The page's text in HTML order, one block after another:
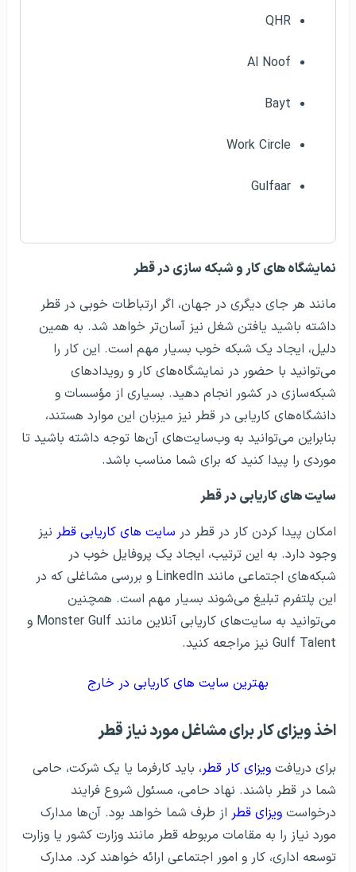
QHR
Al Noof
Bayt
Work Circle
Gulfaar
نمایشگاه‌ های کار و شبکه سازی در قطر
مانند هر جای دیگری در جهان، اگر ارتباطات خوبی در قطر
داشته باشید یافتن شغل نیز آسان‌تر خواهد شد. به همین
دلیل، ایجاد یک شبکه خوب بسیار مهم است. این کار را
می‌توانید با حضور در نمایشگاه‌های کار و رویدادهای
شبکه‌سازی در کشور انجام دهید. بسیاری از مؤسسات و
دانشگاه‌های کاریابی در قطر نیز میزبان این موارد هستند،
بنابراین می‌توانید به وب‌سایت‌های آن‌ها توجه داشته باشید تا
موردی را پیدا کنید که برای شما مناسب باشد.
سایت های کاریابی در قطر
امکان پیدا کردن کار در قطر در سایت های کاریابی قطر نیز
وجود دارد. به این ترتیب، ایجاد یک پروفایل خوب در
شبکه‌های اجتماعی مانند LinkedIn و بررسی مشاغلی که در
این پلتفرم تبلیغ می‌شوند بسیار مهم است. همچنین
می‌توانید به سایت‌های کاریابی آنلاین مانند Monster Gulf و
Gulf Talent نیز مراجعه کنید.
بهترین سایت های کاریابی در خارج
اخذ ویزای کار برای مشاغل مورد نیاز قطر
برای دریافت ویزای کار قطر، باید کارفرما یا یک شرکت، حامی
شما در قطر باشند. نهاد حامی، مسئول شروع فرایند
درخواست ویزای قطر از طرف شما خواهد بود. آن‌ها مدارک
مورد نیاز را به مقامات مربوطه قطر مانند وزارت کشور یا وزارت
توسعه اداری، کار و امور اجتماعی ارائه خواهند کرد. مدارک